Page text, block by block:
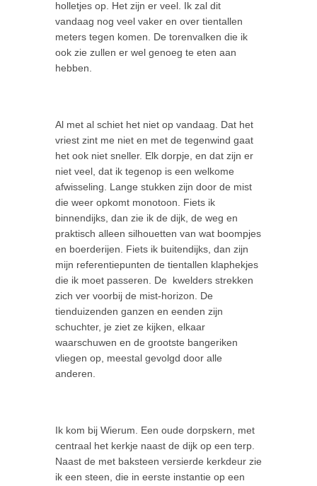
holletjes op. Het zijn er veel. Ik zal dit
vandaag nog veel vaker en over tientallen
meters tegen komen. De torenvalken die ik
ook zie zullen er wel genoeg te eten aan
hebben.
Al met al schiet het niet op vandaag. Dat het
vriest zint me niet en met de tegenwind gaat
het ook niet sneller. Elk dorpje, en dat zijn er
niet veel, dat ik tegenop is een welkome
afwisseling. Lange stukken zijn door de mist
die weer opkomt monotoon. Fiets ik
binnendijks, dan zie ik de dijk, de weg en
praktisch alleen silhouetten van wat boompjes
en boerderijen. Fiets ik buitendijks, dan zijn
mijn referentiepunten de tientallen klaphekjes
die ik moet passeren. De kwelders strekken
zich ver voorbij de mist-horizon. De
tienduizenden ganzen en eenden zijn
schuchter, je ziet ze kijken, elkaar
waarschuwen en de grootste bangeriken
vliegen op, meestal gevolgd door alle
anderen.
Ik kom bij Wierum. Een oude dorpskern, met
centraal het kerkje naast de dijk op een terp.
Naast de met baksteen versierde kerkdeur zie
ik een steen, die in eerste instantie op een